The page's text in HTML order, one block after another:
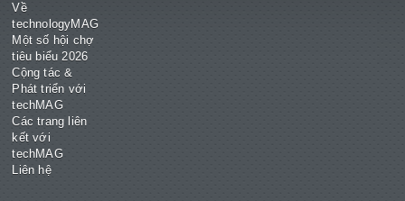
Về
technologyMAG
Một số hội chợ
tiêu biểu 2026
Cộng tác &
Phát triển với
techMAG
Các trang liên
kết với
techMAG
Liên hệ